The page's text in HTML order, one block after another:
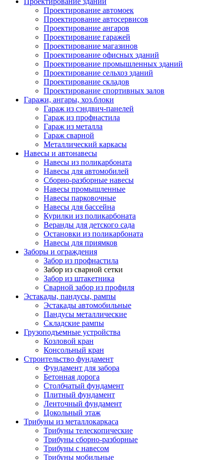
Проектирование автомоек
Проектирование автосервисов
Проектирование ангаров
Проектирование гаражей
Проектирование магазинов
Проектирование офисных зданий
Проектирование промышленных зданий
Проектирование сельхоз зданий
Проектирование складов
Проектирование спортивных залов
Гаражи, ангары, хоз.блоки
Гараж из сэндвич-панелей
Гараж из профнастила
Гараж из металла
Гараж сварной
Металлический каркасы
Навесы и автонавесы
Навесы из поликарбоната
Навесы для автомобилей
Сборно-разборные навесы
Навесы промышленные
Навесы парковочные
Навесы для бассейна
Курилки из поликарбоната
Веранды для детского сада
Остановки из поликарбоната
Навесы для приямков
Заборы и ограждения
Забор из профнастила
Забор из сварной сетки
Забор из штакетника
Сварной забор из профиля
Эстакады, пандусы, рампы
Эстакады автомобильные
Пандусы металлические
Складские рампы
Грузоподъемные устройства
Козловой кран
Консольный кран
Строительство фундамент
Фундамент для забора
Бетонная дорога
Столбчатый фундамент
Плитный фундамент
Ленточный фундамент
Цокольный этаж
Трибуны из металлокаркаса
Трибуны телескопические
Трибуны сборно-разборные
Трибуны с навесом
Трибуны мобильные